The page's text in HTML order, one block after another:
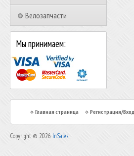
Велозапчасти
Мы принимаем:
Главная страница Регистрация/Вход
Copyright © 2026 InSales